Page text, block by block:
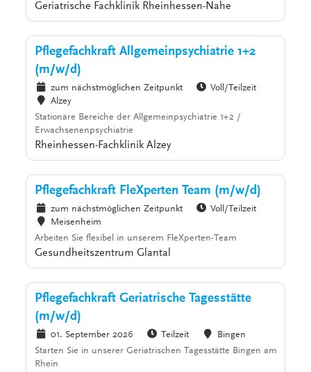
Geriatrische Fachklinik Rheinhessen-Nahe
Pflegefachkraft Allgemeinpsychiatrie 1+2
(m/w/d)
zum nächstmöglichen Zeitpunkt
Voll/Teilzeit
Alzey
Stationäre Bereiche der Allgemeinpsychiatrie 1+2 /
Erwachsenenpsychiatrie
Rheinhessen-Fachklinik Alzey
Pflegefachkraft FleXperten Team (m/w/d)
zum nächstmöglichen Zeitpunkt
Voll/Teilzeit
Meisenheim
Arbeiten Sie flexibel in unserem FleXperten-Team
Gesundheitszentrum Glantal
Pflegefachkraft Geriatrische Tagesstätte
(m/w/d)
01. September 2026 Teilzeit
Bingen
Starten Sie in unserer Geriatrischen Tagesstätte Bingen am
Rhein